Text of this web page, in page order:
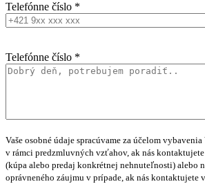
Telefónne číslo *
Telefónne číslo *
Vaše osobné údaje spracúvame za účelom
v rámci predzmluvných vzťahov, ak nás
(kúpa alebo predaj konkrétnej nehnuteľnosti) alebo
oprávneného záujmu v prípade, ak nás kontaktujete